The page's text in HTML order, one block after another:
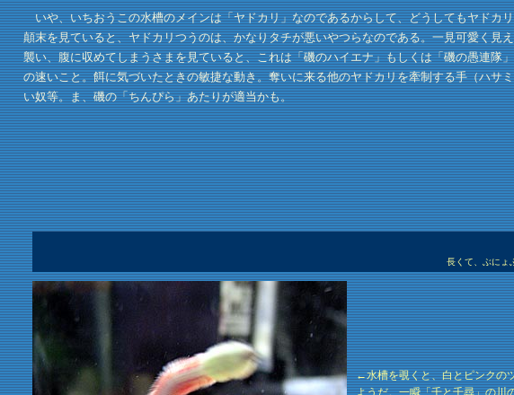
いや、いちおうこの水槽のメインは「ヤドカリ」なのであるからして、どうしてもヤドカ
顛末を見ていると、ヤドカリつうのは、かなりタチが悪いやつらなのである。一見可愛く
襲い、腹に収めてしまうさまを見ていると、これは「磯のハイエナ」もしくは「磯の愚連
の速いこと。餌に気づいたときの敏捷な動き。奪いに来る他のヤドカリを牽制する手（ハ
い奴等。ま、磯の「ちんぴら」あたりが適当かも。
長くて、ぶにょ
←水槽を覗くと、白とピンクの
ようだ。一瞬「千と千尋」の川